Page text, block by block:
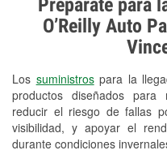
Prepárate para
O’Reilly Auto
Los suministrospara la
productos diseñados para
reducir el riesgo de fallas
visibilidad, y apoyar el
durante condiciones
arrancadores
Revisión de
Reciclaje de
Instalación
Instalación